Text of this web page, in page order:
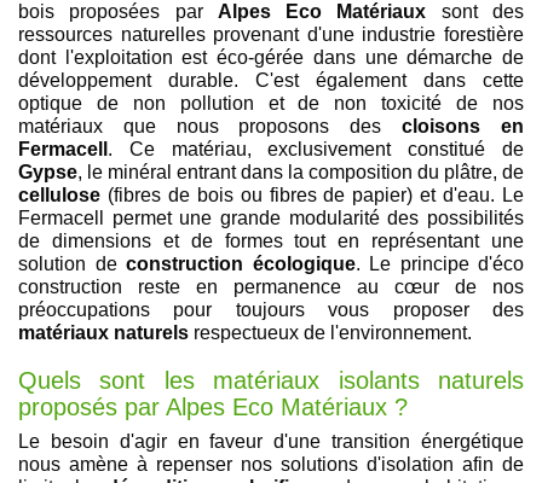
bois proposées par Alpes Eco Matériaux sont des
ressources naturelles provenant d'une industrie forestière
dont l'exploitation est éco-gérée dans une démarche de
développement durable. C'est également dans cette
optique de non pollution et de non toxicité de nos
matériaux que nous proposons descloisons en
Fermacell . Ce matériau, exclusivement constitué de
Gypse, le minéral entrant dans la composition du plâtre, de
cellulose (fibres de bois ou fibres de papier) et d'eau. Le
Fermacell permet une grande modularité des possibilités
de dimensions et de formes tout en représentant une
solution de construction écologique. Le principe d'éco
construction reste en permanence au cœur de nos
préoccupations pour toujours vous proposer des
matériaux naturels respectueux de l'environnement.
Quels sont les matériaux isolants naturels
proposés par Alpes Eco Matériaux ?
Le besoin d'agir en faveur d'une transition énergétique
nous amène à repenser nos solutions d'isolation afin de